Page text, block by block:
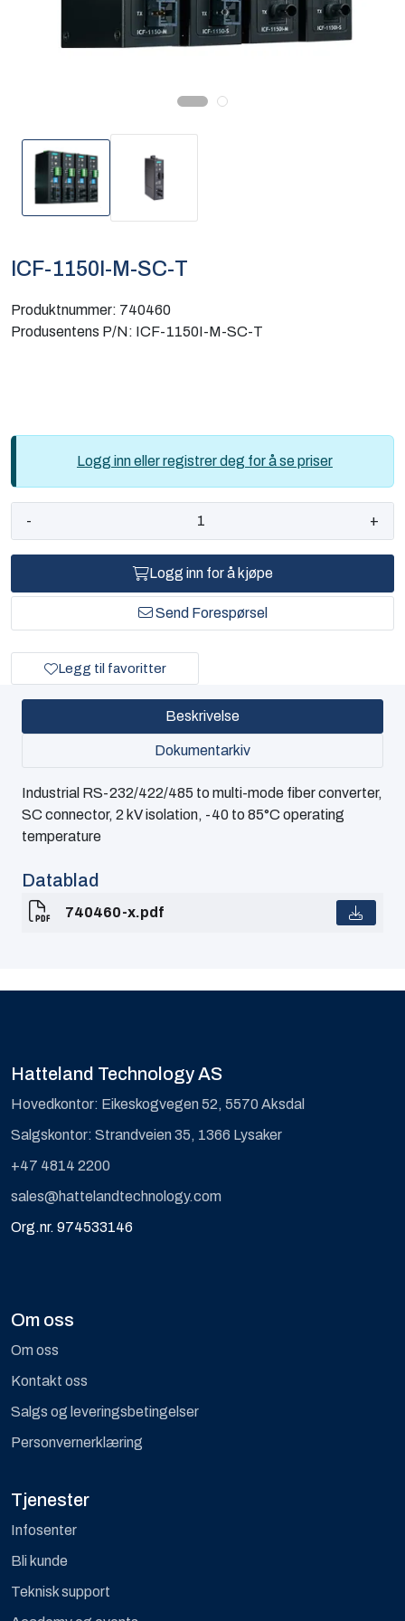
ICF-1150I-M-SC-T
Produktnummer: 740460
Produsentens P/N: ICF-1150I-M-SC-T
Logg inn eller registrer deg for å se priser
- +
Logg inn for å kjøpe
Send Forespørsel
Legg til favoritter
Beskrivelse
Dokumentarkiv
Industrial RS-232/422/485 to multi-mode fiber converter,
SC connector, 2 kV isolation, -40 to 85°C operating
temperature
Datablad
740460-x.pdf
Hatteland Technology AS
Hovedkontor: Eikeskogvegen 52, 5570 Aksdal
Salgskontor: Strandveien 35, 1366 Lysaker
+47 4814 2200
sales@hattelandtechnology.com
Org.nr. 974533146
Om oss
Om oss
Kontakt oss
Salgs og leveringsbetingelser
Personvernerklæring
Tjenester
Infosenter
Bli kunde
Teknisk support
Infosenter